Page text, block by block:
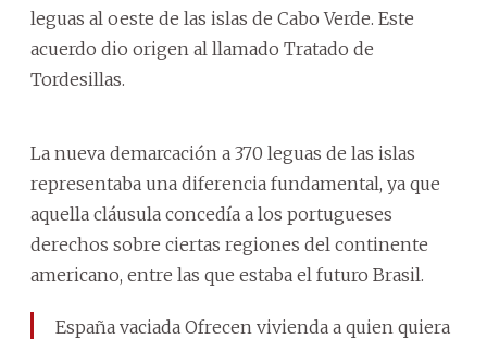
leguas al oeste de las islas de Cabo Verde. Este
acuerdo dio origen al llamado Tratado de
Tordesillas.
La nueva demarcación a 370 leguas de las islas
representaba una diferencia fundamental, ya que
aquella cláusula concedía a los portugueses
derechos sobre ciertas regiones del continente
americano, entre las que estaba el futuro Brasil.
España vaciada Ofrecen vivienda a quien quiera